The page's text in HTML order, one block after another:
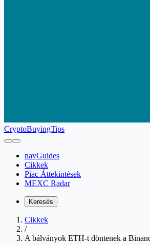
CryptoBuyingTips
navGuides
Cikkek
Piac Áttekintések
MEXC Radar
Keresés
Cikkek
/
A bálványok ETH-t döntenek a